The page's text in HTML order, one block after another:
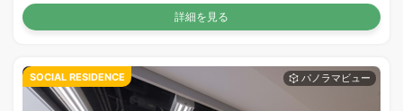
詳細を見る
SOCIAL RESIDENCE